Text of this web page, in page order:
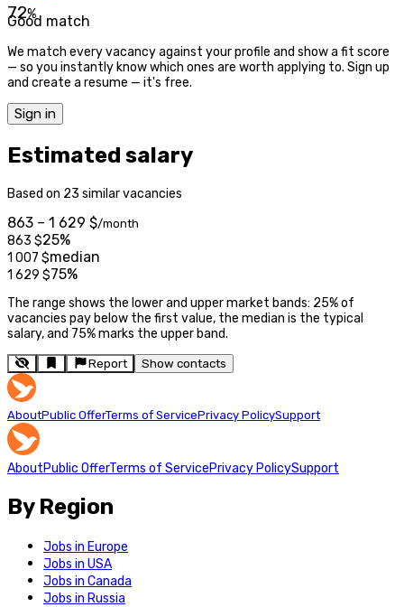
72%
Good match
We match every vacancy against your profile and show a fit score
— so you instantly know which ones are worth applying to. Sign up
and create a resume — it's free.
Sign in
Estimated salary
Based on 23 similar vacancies
863 – 1 629 $/month
863 $25%
1 007 $median
1 629 $75%
The range shows the lower and upper market bands: 25% of
vacancies pay below the first value, the median is the typical
salary, and 75% marks the upper band.
Report Show contacts
AboutPublic OfferTerms of ServicePrivacy PolicySupport
AboutPublic OfferTerms of ServicePrivacy PolicySupport
By Region
Jobs in Europe
Jobs in USA
Jobs in Canada
Jobs in Russia